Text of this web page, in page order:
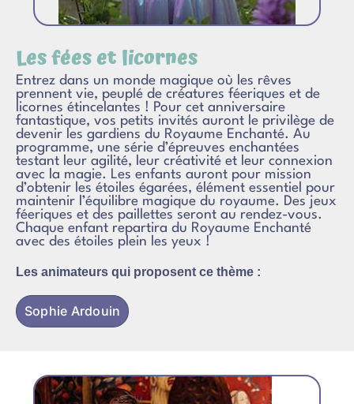
Les fées et licornes
Entrez dans un monde magique où les rêves
prennent vie, peuplé de créatures féeriques et de
licornes étincelantes ! Pour cet anniversaire
fantastique, vos petits invités auront le privilège de
devenir les gardiens du Royaume Enchanté. Au
programme, une série d’épreuves enchantées
testant leur agilité, leur créativité et leur connexion
avec la magie. Les enfants auront pour mission
d’obtenir les étoiles égarées, élément essentiel pour
maintenir l’équilibre magique du royaume. Des jeux
féeriques et des paillettes seront au rendez-vous.
Chaque enfant repartira du Royaume Enchanté
avec des étoiles plein les yeux !
Les animateurs qui proposent ce thème :
Sophie Ardouin